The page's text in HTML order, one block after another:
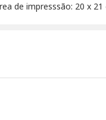
de impresssão: 20 x 21